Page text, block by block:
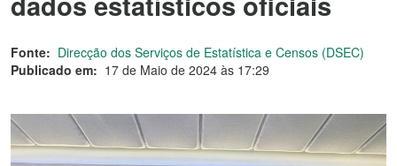
Fonte: Direcção dos Serviços de Estatística e Censos (DSEC)
Publicado em: 17 de Maio de 2024 às 17:29